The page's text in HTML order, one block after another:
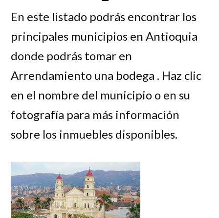
En este listado podrás encontrar los
principales municipios en Antioquia
donde podrás tomar en
Arrendamiento una bodega . Haz clic
en el nombre del municipio o en su
fotografía para más información
sobre los inmuebles disponibles.